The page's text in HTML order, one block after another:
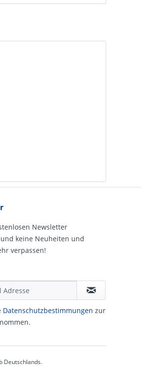
Newsletter
keine Neuheiten und
verpassen!
Daten­schutz­be­stim­mungen zur
Deutschlands.